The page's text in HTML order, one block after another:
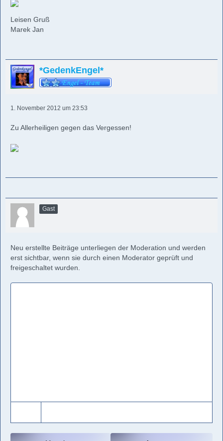
Leisen Gruß
Marek Jan
*GedenkEngel*
1. November 2012 um 23:53
Zu Allerheiligen gegen das Vergessen!
Gast
Neu erstellte Beiträge unterliegen der Moderation und werden
erst sichtbar, wenn sie durch einen Moderator geprüft und
freigeschaltet wurden.